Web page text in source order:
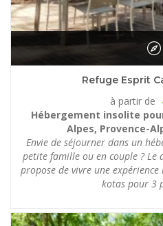
Refuge Esprit
à partir de
Hébergement insolite
Alpes, Provence-
Envie de séjourner dans un
petite famille ou en couple ? Le
propose de vivre une
kotas pour 3